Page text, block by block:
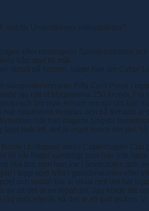
efter torsdagens Sprintermästare
från start till mål.
längd på honom, säger han om Cyber
stosprintervinnaren Fifty Cent Piece i
sju rätt ut blygsamma 250 kronor.
och blir man ensam om sju rätt kan
miljonerna fördelas och på förhand
bär han dagens tyngsta
spår ett, det är inget snack om det,
i Elitloppet men i Copenhagen
till vår fördel samtidigt som han inte
lika bra som han var i årsdebuten och
i topp som tvåa i gulddivisionen efter
och sedan har vi siktat mot det här
av att det är en topphäst. Jag körde lite
puls efteråt, så det är ett gott tecken.